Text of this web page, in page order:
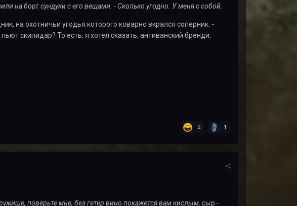
на борт сундуки с его вещами. - Сколько угодно. У меня с собой.
на охотничьи угодья которого коварно вкрался соперник. -
скипидар? То есть, я хотел сказать, антиванский бренди,
2 1
поверьте мне, без гетер вино покажется вам кислым, сыр -